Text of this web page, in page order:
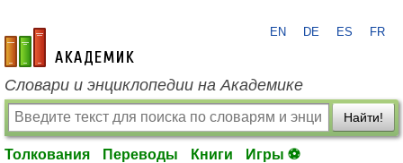
academic.ru
EN DE ES FR
Словари и энциклопедии на Академике
Найти!
Толкования Переводы Книги Игры ⚽